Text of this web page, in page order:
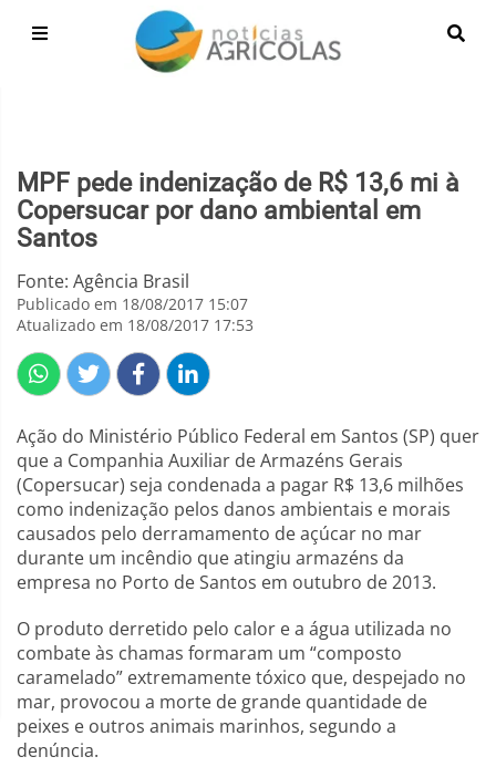
MPF pede indenização de R$ 13,6 mi à
Copersucar por dano ambiental em
Santos
Fonte: Agência Brasil
Publicado em 18/08/2017 15:07
Atualizado em 18/08/2017 17:53
Ação do Ministério Público Federal em Santos (SP) quer
que a Companhia Auxiliar de Armazéns Gerais
(Copersucar) seja condenada a pagar R$ 13,6 milhões
como indenização pelos danos ambientais e morais
causados pelo derramamento de açúcar no mar
durante um incêndio que atingiu armazéns da
empresa no Porto de Santos em outubro de 2013.
O produto derretido pelo calor e a água utilizada no
combate às chamas formaram um “composto
caramelado” extremamente tóxico que, despejado no
mar, provocou a morte de grande quantidade de
peixes e outros animais marinhos, segundo a
denúncia.